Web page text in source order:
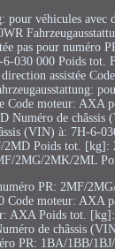
pour véhicules avec
pas pour numéro
030 000 Poids tot.
assistée
Code moteur: AXA
Numéro de châssis
(VIN) à: 7H-6-
2MD Poids tot. [kg]:
2MG/2MK/2ML
PR: 2MF/
Code moteur: AXA
AXA Poids tot.
de châssis
PR: 1BA/1BB/